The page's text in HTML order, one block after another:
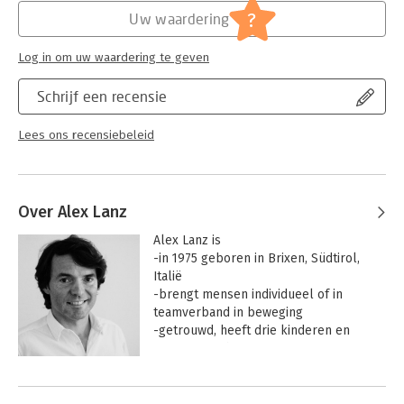
Mooi van vormgeving (geniet ik van), verrassend en
inspirerend. Want, wanneer lees je nou iets dat echt prikkelt.
Het boek heeft mij als leidinggevende veel inzichten en
reflectiemomenten heeft gegeven. Vooral dat laatste.
effectiviteit
Schrijf een recensie
Lees ons recensiebeleid
Uw waardering ?
Log in om uw waardering te geven
Over Alex Lanz
Alex Lanz is
-in 1975 geboren in Brixen, Südtirol,
Italië
-brengt mensen individueel of in
teamverband in beweging
-getrouwd, heeft drie kinderen en
Achtergrond